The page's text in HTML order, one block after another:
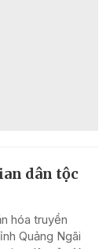
dân tộc
hóa truyền
Quảng Ngãi